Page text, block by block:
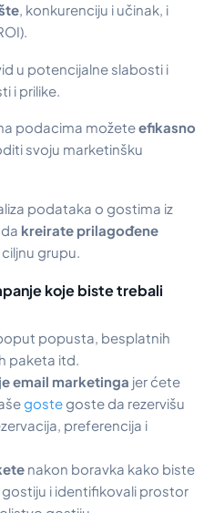
, konkurenciju i učinak, i
u potencijalne slabosti i
i prilike.
podacima možeteefikasno
svoju marketinšku
podataka o gostima iz
kreirate prilagođene
grupu.
koje biste trebali
popusta, besplatnih
paketa itd.
email marketinga jer ćete
goste goste da rezervišu
preferencija i
nakon boravka kako biste
i identifikovali prostor